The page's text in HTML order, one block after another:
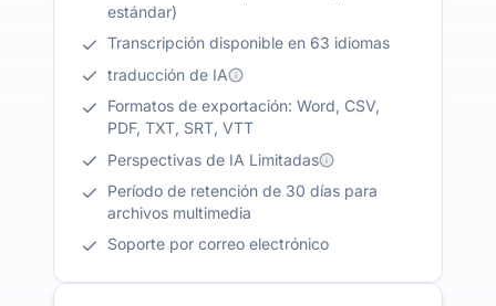
estándar)
Transcripción disponible en 63 idiomas
traducción de IA
Formatos de exportación: Word, CSV,
PDF, TXT, SRT, VTT
Perspectivas de IA Limitadas
Período de retención de 30 días para
archivos multimedia
Soporte por correo electrónico